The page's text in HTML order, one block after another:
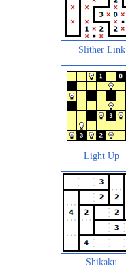
Slither Link
Light Up
Shikaku